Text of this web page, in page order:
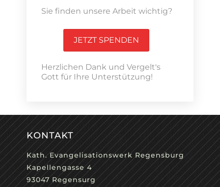
Sie finden unsere Arbeit wichtig?
JETZT SPENDEN
Herzlichen Dank und Vergelt's
Gott für Ihre Unterstützung!
KONTAKT
Kath. Evangelisationswerk Regensburg
Kapellengasse 4
93047 Regensurg